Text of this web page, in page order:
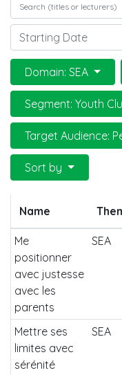
Domain: SEA
Segment: Youth
Target Audience:
Sort by
Name
Me
positionner
avec justesse
avec les
parents
SEA
Mettre ses
limites avec
sérénité
SEA